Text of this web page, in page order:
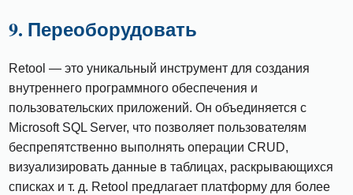
9. Переоборудовать
Retool — это уникальный инструмент для создания
внутреннего программного обеспечения и
пользовательских приложений. Он объединяется с
Microsoft SQL Server, что позволяет пользователям
беспрепятственно выполнять операции CRUD,
визуализировать данные в таблицах, раскрывающихся
списках и т. д. Retool предлагает платформу для более